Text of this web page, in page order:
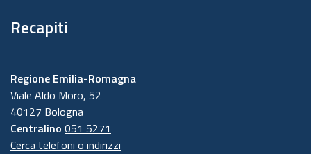
Recapiti
Regione Emilia-Romagna
Viale Aldo Moro, 52
40127 Bologna
Centralino 051 5271
Cerca telefoni o indirizzi